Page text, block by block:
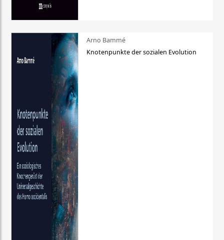
Arno Bammé
Knotenpunkte der sozialen Evolution